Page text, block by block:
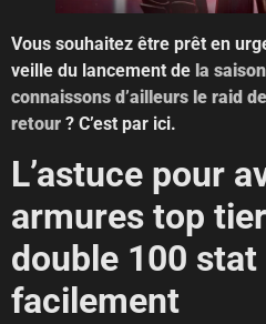
Vous souhaitez être prêt en
veille du lancement de la
connaissons d’ailleurs le raid
retour ? C’est par ici.
L’astuce pour
armures top
double 100
facilement